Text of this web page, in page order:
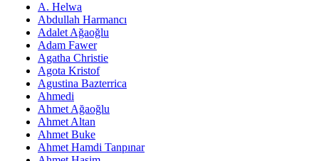
A. Helwa
Abdullah Harmancı
Adalet Ağaoğlu
Adam Fawer
Agatha Christie
Agota Kristof
Agustina Bazterrica
Ahmedi
Ahmet Ağaoğlu
Ahmet Altan
Ahmet Buke
Ahmet Hamdi Tanpınar